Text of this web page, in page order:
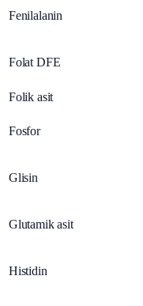
Fenilalanin
Folat DFE
Folik asit
Fosfor
Glisin
Glutamik asit
Histidin